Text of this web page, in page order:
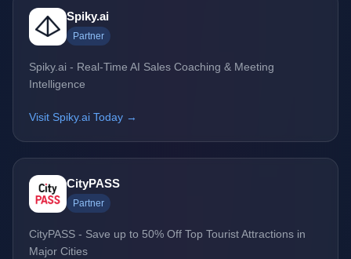
Spiky.ai
Partner
Spiky.ai - Real-Time AI Sales Coaching & Meeting
Intelligence
Visit Spiky.ai Today →
CityPASS
Partner
CityPASS - Save up to 50% Off Top Tourist Attractions in
Major Cities